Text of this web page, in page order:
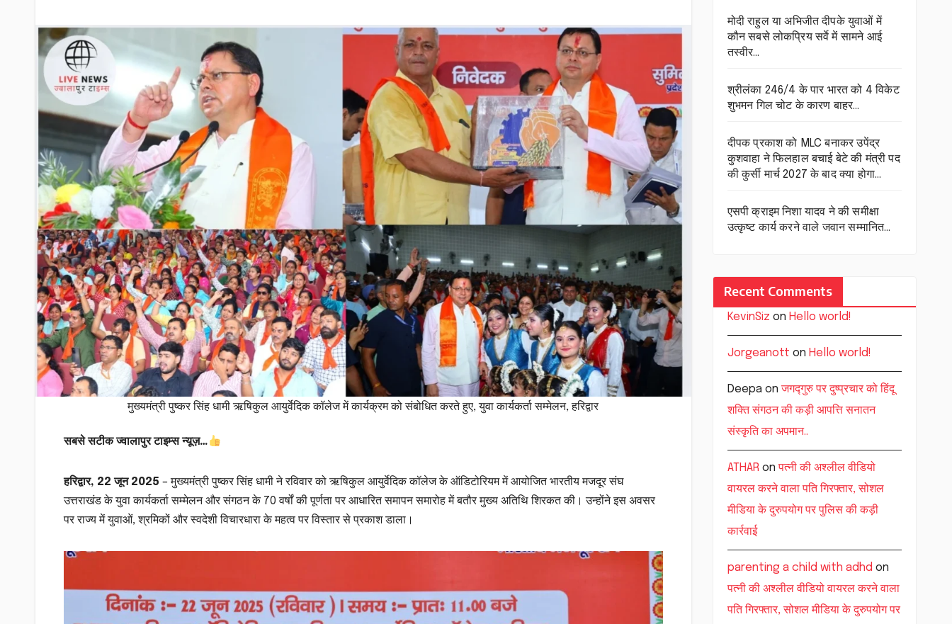
मुख्यमंत्री पुष्कर सिंह धामी ऋषिकुल आयुर्वेदिक कॉलेज में कार्यक्रम को संबोधित करते हुए, युवा कार्यकर्ता सम्मेलन, हरिद्वार
सबसे सटीक ज्वालापुर टाइम्स न्यूज़…
हरिद्वार, 22 जून 2025 – मुख्यमंत्री पुष्कर सिंह धामी ने रविवार को ऋषिकुल आयुर्वेदिक कॉलेज के ऑडिटोरियम में आयोजित भारतीय मजदूर संघ
उत्तराखंड के युवा कार्यकर्ता सम्मेलन और संगठन के 70 वर्षों की पूर्णता पर आधारित समापन समारोह में बतौर मुख्य अतिथि शिरकत की। उन्होंने इस अवसर
पर राज्य में युवाओं, श्रमिकों और स्वदेशी विचारधारा के महत्व पर विस्तार से प्रकाश डाला।
मोदी राहुल या अभिजीत दीपके युवाओं में
कौन सबसे लोकप्रिय सर्वे में सामने आई
तस्वीर…
श्रीलंका 246/4 के पार भारत को 4 विकेट
शुभमन गिल चोट के कारण बाहर…
दीपक प्रकाश को MLC बनाकर उपेंद्र
कुशवाहा ने फिलहाल बचाई बेटे की मंत्री पद
की कुर्सी मार्च 2027 के बाद क्या होगा…
एसपी क्राइम निशा यादव ने की समीक्षा
उत्कृष्ट कार्य करने वाले जवान सम्मानित…
Recent Comments
KevinSiz on Hello world!
Jorgeanott on Hello world!
Deepaonजगद्गुरु पर दुष्प्रचार को हिंदू
शक्ति संगठन की कड़ी आपत्ति सनातन
संस्कृति का अपमान..
ATHAR onपत्नी की अश्लील वीडियो
वायरल करने वाला पति गिरफ्तार, सोशल
मीडिया के दुरुपयोग पर पुलिस की कड़ी
कार्रवाई
parenting a child with adhd on
पत्नी की अश्लील वीडियो वायरल करने वाला
पति गिरफ्तार, सोशल मीडिया के दुरुपयोग पर